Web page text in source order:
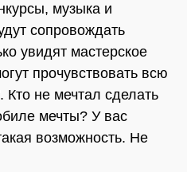
музыка и
сопровождать
увидят мастерское
прочувствовать всю
не мечтал сделать
мечты? У вас
возможность. Не